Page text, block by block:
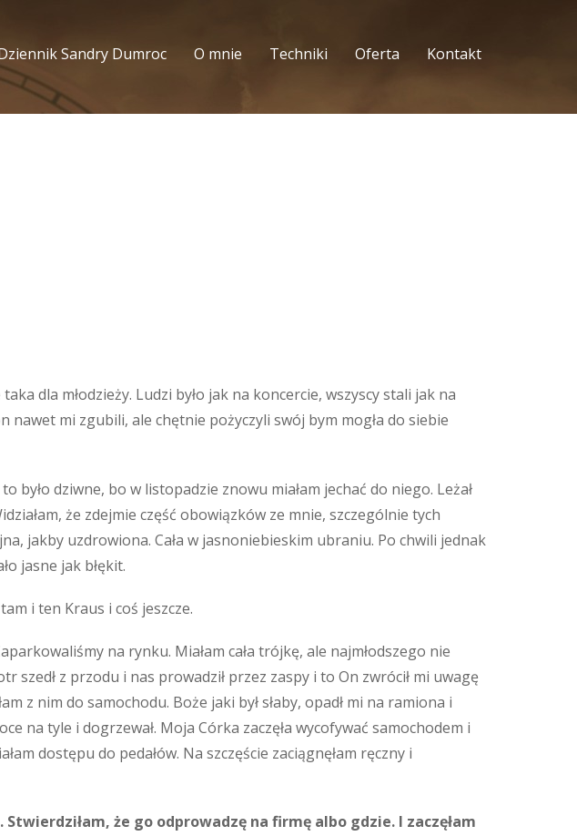
Sandry Dumroc O mnie Techniki Oferta Kontakt
dla młodzieży. Ludzi było jak na koncercie, wszyscy stali jak na
mi zgubili, ale chętnie pożyczyli swój bym mogła do siebie
było dziwne, bo w listopadzie znowu miałam jechać do niego. Leżał
że zdejmie część obowiązków ze mnie, szczególnie tych
jakby uzdrowiona. Cała w jasnoniebieskim ubraniu. Po chwili jednak
jasne jak błękit.
i ten Kraus i coś jeszcze.
na rynku. Miałam cała trójkę, ale najmłodszego nie
szedł z przodu i nas prowadził przez zaspy i to On zwrócił mi uwagę
z nim do samochodu. Boże jaki był słaby, opadł mi na ramiona i
na tyle i dogrzewał. Moja Córka zaczęła wycofywać samochodem i
dostępu do pedałów. Na szczęście zaciągnęłam ręczny i
Stwierdziłam, że go odprowadzę na firmę albo gdzie. I zaczęłam